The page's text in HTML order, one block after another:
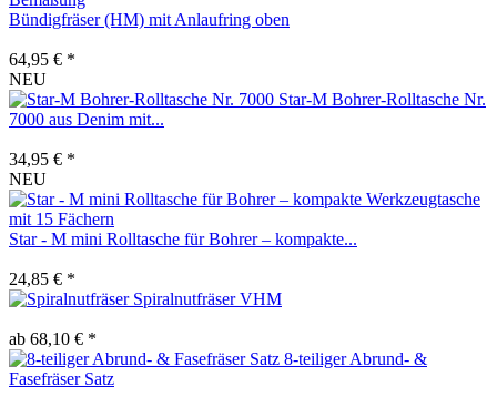
Bündigfräser (HM) mit Anlaufring oben
64,95 € *
NEU
Star-M Bohrer-Rolltasche Nr.
7000 aus Denim mit...
34,95 € *
NEU
Star - M mini Rolltasche für Bohrer – kompakte...
24,85 € *
Spiralnutfräser VHM
ab 68,10 € *
8-teiliger Abrund- &
Fasefräser Satz